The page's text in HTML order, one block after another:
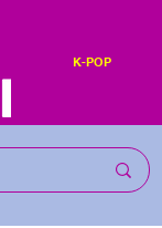
K-POP